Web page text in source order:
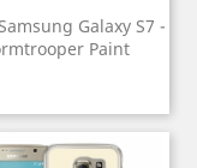
Galaxy S7 -
Paint